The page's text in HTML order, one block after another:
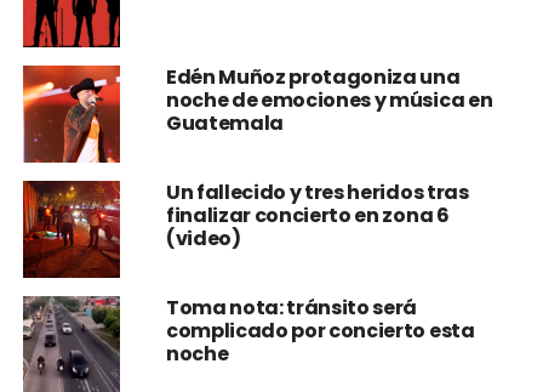
Edén Muñoz protagoniza una
noche de emociones y música en
Guatemala
Un fallecido y tres heridos tras
finalizar concierto en zona 6
(video)
Toma nota: tránsito será
complicado por concierto esta
noche